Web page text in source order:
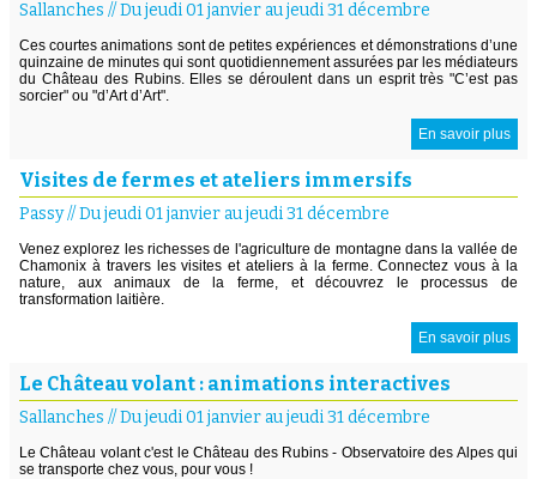
Sallanches //Du jeudi 01 janvier au jeudi 31 décembre
Ces courtes animations sont de petites expériences et démonstrations d’une
quinzaine de minutes qui sont quotidiennement assurées par les médiateurs
du Château des Rubins. Elles se déroulent dans un esprit très "C’est pas
sorcier" ou "d’Art d’Art".
En savoir plus
Visites de fermes et ateliers immersifs
Passy//Du jeudi 01 janvier au jeudi 31 décembre
Venez explorez les richesses de l'agriculture de montagne dans la vallée de
Chamonix à travers les visites et ateliers à la ferme. Connectez vous à la
nature, aux animaux de la ferme, et découvrez le processus de
transformation laitière.
En savoir plus
Le Château volant : animations interactives
Sallanches //Du jeudi 01 janvier au jeudi 31 décembre
Le Château volant c'est le Château des Rubins - Observatoire des Alpes qui
se transporte chez vous, pour vous !